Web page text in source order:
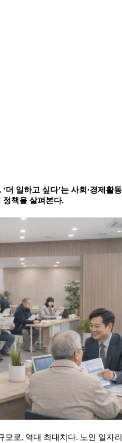
일하고 싶다’는 사회·경제활
정책을 살펴본다.
로, 역대 최대치다. 노인 일